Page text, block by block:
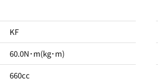
KF
60.0N･m(kg･m)
660cc